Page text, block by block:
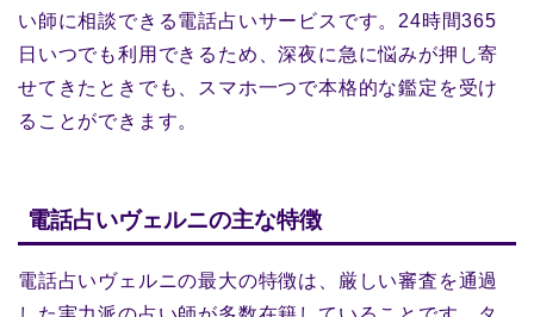
い師に相談できる電話占いサービスです。24時間365
日いつでも利用できるため、深夜に急に悩みが押し寄
せてきたときでも、スマホ一つで本格的な鑑定を受け
ることができます。
電話占いヴェルニの主な特徴
電話占いヴェルニの最大の特徴は、厳しい審査を通過